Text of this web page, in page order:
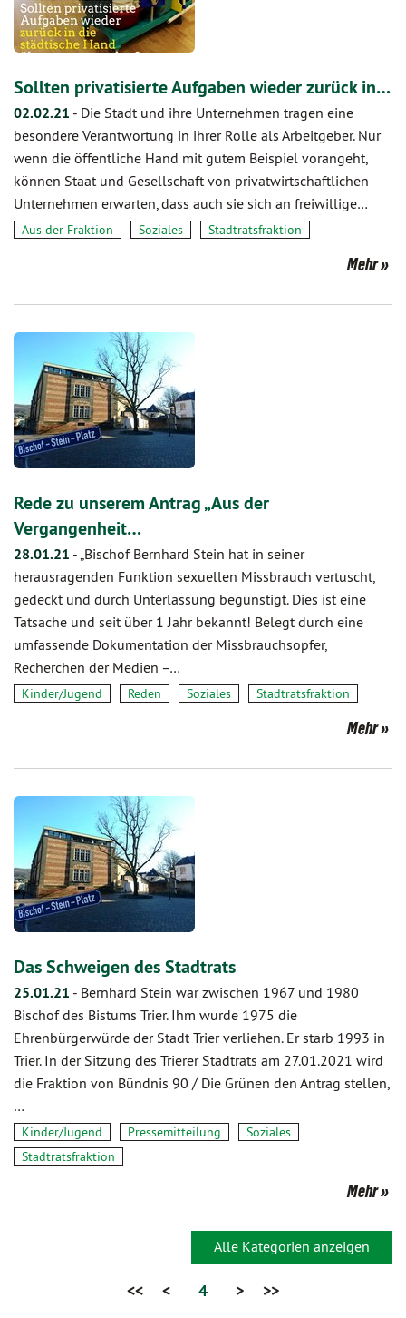
Sollten privatisierte Aufgaben wieder zurück in…
02.02.21 - Die Stadt und ihre Unternehmen tragen eine
besondere Verantwortung in ihrer Rolle als Arbeitgeber. Nur
wenn die öffentliche Hand mit gutem Beispiel vorangeht,
können Staat und Gesellschaft von privatwirtschaftlichen
Unternehmen erwarten, dass auch sie sich an freiwillige…
Aus der Fraktion Soziales Stadtratsfraktion
Mehr
Rede zu unserem Antrag „Aus der
Vergangenheit…
28.01.21 -„Bischof Bernhard Stein hat in seiner
herausragenden Funktion sexuellen Missbrauch vertuscht,
gedeckt und durch Unterlassung begünstigt. Dies ist eine
Tatsache und seit über 1 Jahr bekannt! Belegt durch eine
umfassende Dokumentation der Missbrauchsopfer,
Recherchen der Medien –…
Kinder/Jugend Reden Soziales Stadtratsfraktion
Mehr
Das Schweigen des Stadtrats
25.01.21 - Bernhard Stein war zwischen 1967 und 1980
Bischof des Bistums Trier. Ihm wurde 1975 die
Ehrenbürgerwürde der Stadt Trier verliehen. Er starb 1993 in
Trier. In der Sitzung des Trierer Stadtrats am 27.01.2021 wird
die Fraktion von Bündnis 90 / Die Grünen den Antrag stellen,
…
Kinder/Jugend Pressemitteilung
Soziales
Stadtratsfraktion
Mehr
Alle Kategorien anzeigen
<< < 4 > >>